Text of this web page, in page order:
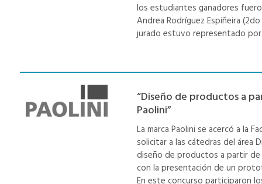
los estudiantes ganadores
Andrea Rodríguez Espiñeira
jurado estuvo representado
“Diseño de productos a
Paolini”
La marca Paolini se acercó a la
solicitar a las cátedras del área
diseño de productos a partir
con la presentación de un
En este concurso participaron